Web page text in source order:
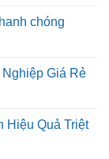
chóng
Giá Rẻ
Hiệu Quả Triệt